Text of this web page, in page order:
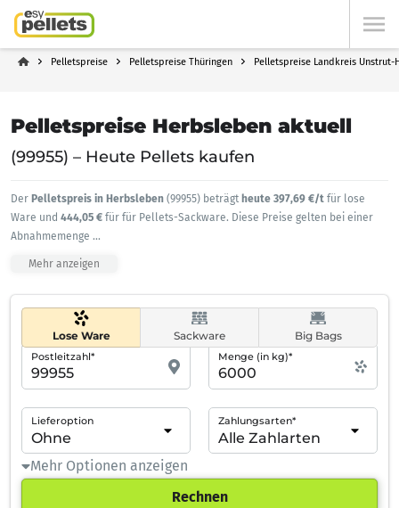
Pelletspreise Pelletspreise Thüringen Pelletspreise Landkreis Unstrut-
Pelletspreise Herbsleben aktuell
(99955) – Heute Pellets kaufen
Der Pelletspreis in Herbsleben (99955) beträgt heute 397,69 €/t für lose
Ware und 444,05 € für für Pellets-Sackware. Diese Preise gelten bei einer
Abnahmemenge ...
Mehr anzeigen
Lose Ware Sackware Big Bags
Postleitzahl* Menge (in kg)*
Lieferoption Zahlungsarten*
Mehr Optionen anzeigen
Rechnen